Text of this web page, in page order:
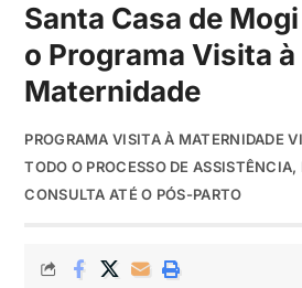
Santa Casa de
o Programa Visita à
Maternidade
PROGRAMA VISITA À MATERNIDADE
TODO O PROCESSO DE ASSISTÊNCIA,
CONSULTA ATÉ O PÓS-PARTO